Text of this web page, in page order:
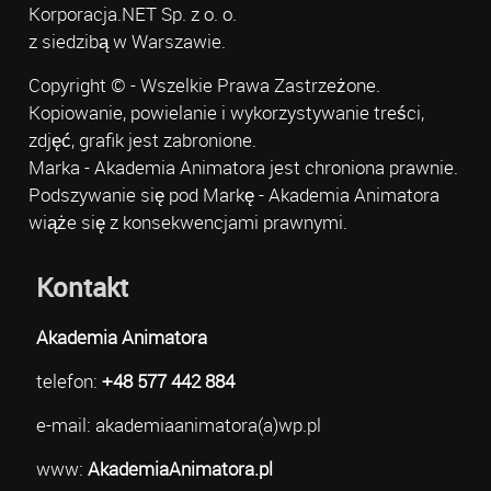
Korporacja.NET Sp. z o. o.
z siedzibą w Warszawie.
Copyright © - Wszelkie Prawa Zastrzeżone.
Kopiowanie, powielanie i wykorzystywanie treści,
zdjęć, grafik jest zabronione.
Marka - Akademia Animatora jest chroniona prawnie.
Podszywanie się pod Markę - Akademia Animatora
wiąże się z konsekwencjami prawnymi.
Kontakt
Akademia Animatora
telefon: +48 577 442 884
e-mail: akademiaanimatora(a)wp.pl
www: AkademiaAnimatora.pl